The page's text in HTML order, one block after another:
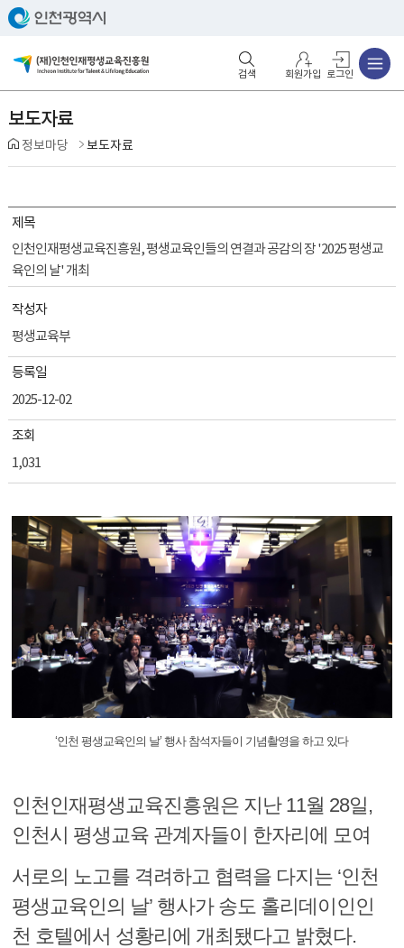
회원가입 로그인
보도자료
정보마당 보도자료
제목
인천인재평생교육진흥원, 평생교육인들의 연결과 공감의 장 '2025 평생교
육인의 날' 개최
작성자
평생교육부
등록일
2025-12-02
조회
1,031
‘인천 평생교육인의 날’ 행사 참석자들이 기념촬영을 하고 있다
인천인재평생교육진흥원은 지난 11월 28일,
인천시 평생교육 관계자들이 한자리에 모여
서로의 노고를 격려하고 협력을 다지는 ‘인천
평생교육인의 날’ 행사가 송도 홀리데이인인
천 호텔에서 성황리에 개최됐다고 밝혔다.